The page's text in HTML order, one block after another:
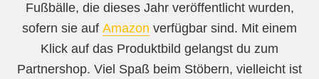
Fußbälle, die dieses Jahr veröffentlicht wurden,
sofern sie auf Amazon verfügbar sind. Mit einem
Klick auf das Produktbild gelangst du zum
Partnershop. Viel Spaß beim Stöbern, vielleicht ist